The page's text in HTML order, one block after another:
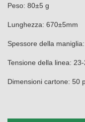
Peso: 80±5 g
Lunghezza: 670±5mm
Spessore della
Tensione della linea:
Dimensioni cartone: 50